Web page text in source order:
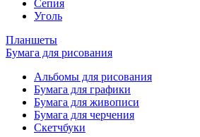
Сепия
Уголь
Планшеты
Бумага для рисования
Альбомы для рисования
Бумага для графики
Бумага для живописи
Бумага для черчения
Скетчбуки